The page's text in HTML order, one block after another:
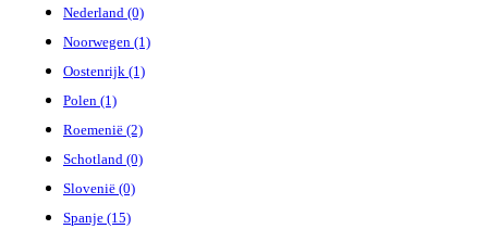
Nederland (0)
Noorwegen (1)
Oostenrijk (1)
Polen (1)
Roemenië (2)
Schotland (0)
Slovenië (0)
Spanje (15)